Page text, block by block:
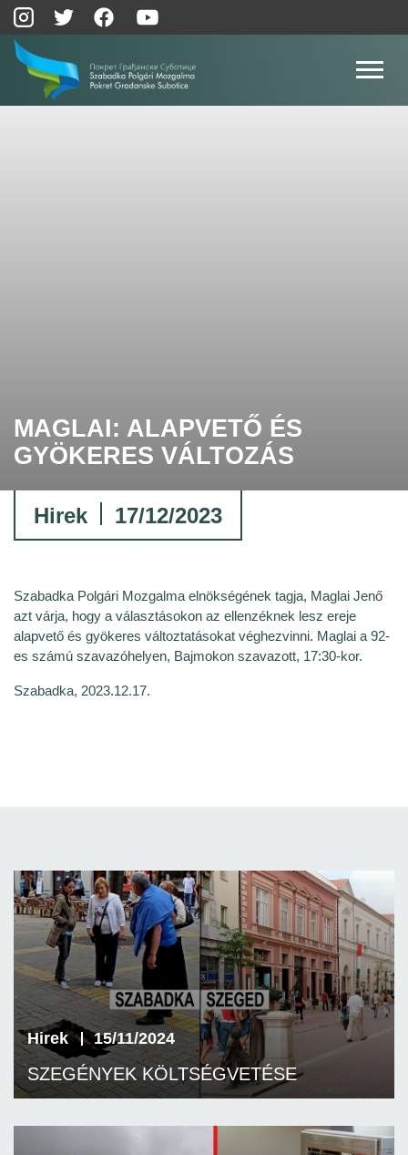
MAGLAI: ALAPVETŐ ÉS
GYÖKERES VÁLTOZÁS
Hirek 17/12/2023
Szabadka Polgári Mozgalma elnökségének tagja, Maglai Jenő
azt várja, hogy a választásokon az ellenzéknek lesz ereje
alapvető és gyökeres változtatásokat véghezvinni. Maglai a 92-
es számú szavazóhelyen, Bajmokon szavazott, 17:30-kor.
Szabadka, 2023.12.17.
Hirek 15/11/2024
SZEGÉNYEK KÖLTSÉGVETÉSE